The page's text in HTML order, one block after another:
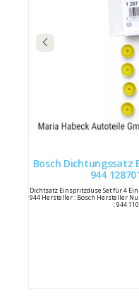
Bosch Dichtungssatz
Dichtsatz Einspritzdüse Set für 4
944 Hersteller : Bosch Hersteller
: 944